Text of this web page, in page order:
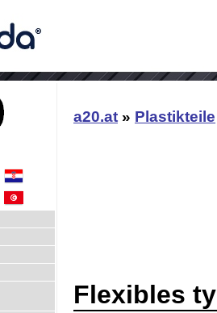
a20.at » Plastikteile
Flexibles